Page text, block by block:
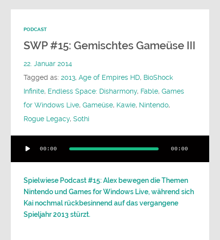
PODCAST
SWP #15: Gemischtes Gameüse III
22. Januar 2014
Tagged as:2013,Age of Empires HD, BioShock
Infinite, Endless Space: Disharmony, Fable,Games
for Windows Live,Gameüse, Kawie, Nintendo,
Rogue Legacy,Sothi
Player
00:00 00:00
Spielwiese Podcast #15: Alex bewegen die Themen
Nintendo und Games for Windows Live, während sich
Kai nochmal rückbesinnend auf das vergangene
Spieljahr 2013 stürzt.